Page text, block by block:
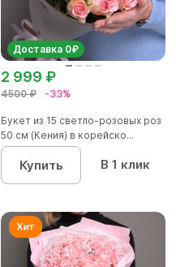
Доставка 0₽
4500 ₽ -33%
2 999 ₽
Букет из 15 светло-розовых роз
50 см (Кения) в корейско...
Купить В 1 клик